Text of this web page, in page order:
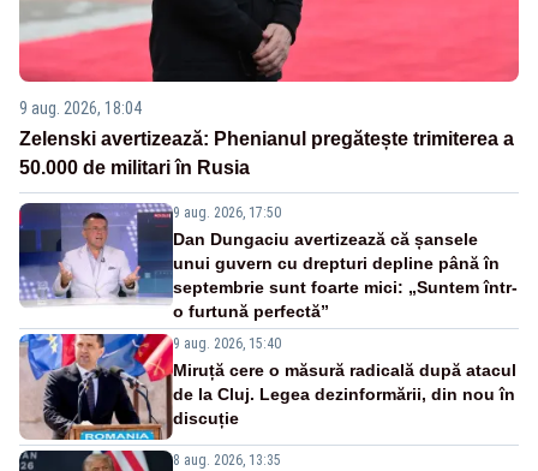
9 aug. 2026, 18:04
Zelenski avertizează: Phenianul pregătește trimiterea a
50.000 de militari în Rusia
9 aug. 2026, 17:50
Dan Dungaciu avertizează că șansele
unui guvern cu drepturi depline până în
septembrie sunt foarte mici: „Suntem într-
o furtună perfectă”
9 aug. 2026, 15:40
Miruță cere o măsură radicală după atacul
de la Cluj. Legea dezinformării, din nou în
discuție
8 aug. 2026, 13:35